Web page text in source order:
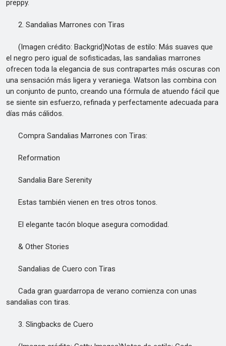
preppy.
2. Sandalias Marrones con Tiras
(Imagen crédito: Backgrid)Notas de estilo: Más suaves que
el negro pero igual de sofisticadas, las sandalias marrones
ofrecen toda la elegancia de sus contrapartes más oscuras con
una sensación más ligera y veraniega. Watson las combina con
un conjunto de punto, creando una fórmula de atuendo fácil que
se siente sin esfuerzo, refinada y perfectamente adecuada para
días más cálidos.
Compra Sandalias Marrones con Tiras:
Reformation
Sandalia Bare Serenity
Estas también vienen en tres otros tonos.
El elegante tacón bloque asegura comodidad.
& Other Stories
Sandalias de Cuero con Tiras
Cada gran guardarropa de verano comienza con unas
sandalias con tiras.
3. Slingbacks de Cuero